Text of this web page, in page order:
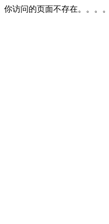
你访问的页面不存在。。。。